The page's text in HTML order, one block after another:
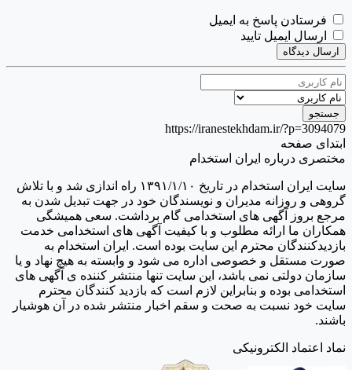
فرستادن پاسخ به ایمیل
ارسال ایمیل تایید
ارسال دیدگاه
https://iranestekhdam.ir/?p=3094079
ابتدای صفحه
مختصری درباره ایران استخدام
سایت ایران استخدام در تاریخ ۱۳۹۱/۱/۱۰ راه اندازی شد و با تلاش
گروهی و روزانه مدیران و نویسندگان خود در جهت تبدیل شدن به
مرجع بروز آگهی های استخدامی گام برداشت. سعی همیشگی
همکاران ما ارائه مطلوب و با کیفیت آگهی های استخدامی خدمت
بازدیدکنندگان محترم این سایت بوده است. ایران استخدام به
صورت مستقل و خصوصی اداره می شود و وابسته به هیچ نهاد و یا
سازمان دولتی نمی باشد، این سایت تنها منتشر کننده ی آگهی های
استخدامی بوده و بنابراین لازم است که بازدید کنندگان محترم
سایت خود نسبت به صحت و سقم اخبار منتشر شده در آن هوشیار
باشند.
نماد اعتماد الکترونیکی